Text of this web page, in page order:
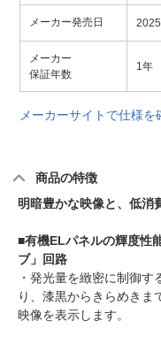
メーカー発売日
メーカー
保証年数
1年
メーカーサイトで仕様を
商品の特徴
明暗豊かな映像と、低消
■有機ELパネルの輝度性
ブ」回路
・発光量を緻密に制御
り、漆黒からきらめきま
映像を表示します。